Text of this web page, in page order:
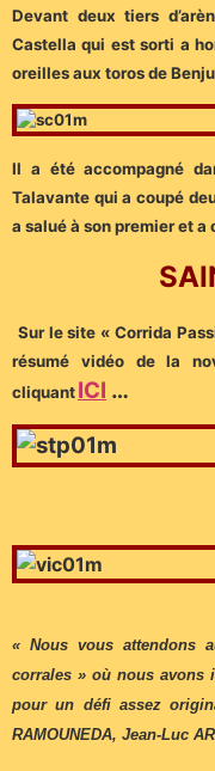
Devant deux tiers
Castella qui est sorti a
oreilles aux toros de
Il a été accompagné
Talavante qui a coupé
a salué à son premier et a
Sur le site « Corrida
résumé vidéo de la
cliquantICI …
« Nous vous attendons
corrales » où nous avons
pour un défi assez
RAMOUNEDA, Jean-Luc